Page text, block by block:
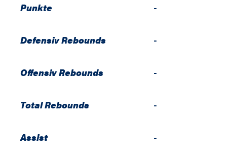
Punkte -
Defensiv Rebounds -
Offensiv Rebounds -
Total Rebounds -
Assist -